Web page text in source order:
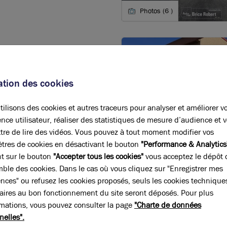
Photos (6 )
D'ACTIVITÉS À MIONS
Mions offre un cadre idéal pour la location de locaux d'activités. A
de l'Est lyonnais. Elle englobe sur son territoire une partie de la ZI
près de 900 entreprises et générant 21 000 emplois. Louer un local
tissu économique solide.
zone sont diversifiées. La construction automobile constitue le
des cookies
des cookies et autres traceurs pour analyser et améliorer
utilisateur, réaliser des statistiques de mesure d’audience et
de lire des vidéos. Vous pouvez à tout moment modifier vos
de cookies en désactivant le bouton "Performance &
sur le bouton "Accepter tous les cookies"vous acceptez le dépôt
des cookies. Dans le cas où vous cliquez sur "Enregistrer mes
ou refusez les cookies proposés, seuls les cookies
au bon fonctionnement du site seront déposés. Pour plus
vous pouvez consulter la page"Charte de données